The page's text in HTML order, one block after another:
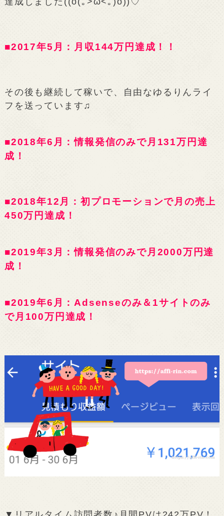
■2017年5月：月収144万円達成！！
その後も継続して稼いで、自由なゆるりんライ
フを送っています♫
■2018年6月：情報発信のみで月131万円達
成！
■2018年12月：初プロモーションで月の売上
450万円達成！
■2019年3月：情報発信のみで月2000万円達
成！
■2019年6月：Adsenseのみ＆1サイトのみ
で月100万円達成！